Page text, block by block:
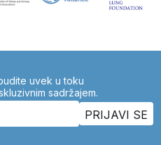
uvek u toku
sadržajem.